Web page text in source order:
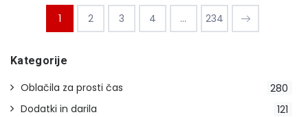
1 2 3 4 ... 234
Kategorije
280
Oblačila za prosti čas
121
Dodatki in darila